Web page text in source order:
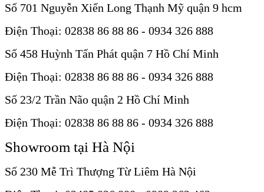
Số 701 Nguyễn Xiển Long Thạnh Mỹ quận 9 hcm
Điện Thoại: 02838 86 88 86 - 0934 326 888
Số 458 Huỳnh Tấn Phát quận 7 Hồ Chí Minh
Điện Thoại: 02838 86 88 86 - 0934 326 888
Số 23/2 Trần Não quận 2 Hồ Chí Minh
Điện Thoại: 02838 86 88 86 - 0934 326 888
Showroom tại Hà Nội
Số 230 Mễ Trì Thượng Từ Liêm Hà Nội